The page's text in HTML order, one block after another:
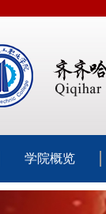
学院概览